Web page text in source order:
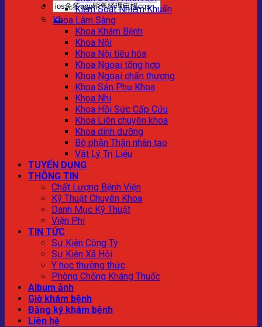
Kiểm Soát Nhiễm Khuẩn
Khoa Lâm Sàng
Khoa Khám Bệnh
Khoa Nội
Khoa Nội tiêu hóa
Khoa Ngoại tổng hợp
Khoa Ngoại chấn thương
Khoa Sản Phụ Khoa
Khoa Nhi
Khoa Hồi Sức Cấp Cứu
Khoa Liên chuyên khoa
Khoa dinh dưỡng
Bộ phận Thận nhân tạo
Vật Lý Trị Liệu
TUYỂN DỤNG
THÔNG TIN
Chất Lượng Bệnh Viện
Kỹ Thuật Chuyên Khoa
Danh Mục Kỹ Thuật
Viện Phí
TIN TỨC
Sự Kiện Công Ty
Sự Kiện Xã Hội
Y học thường thức
Phòng Chống Kháng Thuốc
Album ảnh
Giờ khám bệnh
Đăng ký khám bệnh
Liên hệ